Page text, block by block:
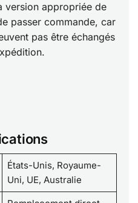
version appropriée de
passer commande, car
pas être échangés
États-Unis, Royaume-
Uni, UE, Australie